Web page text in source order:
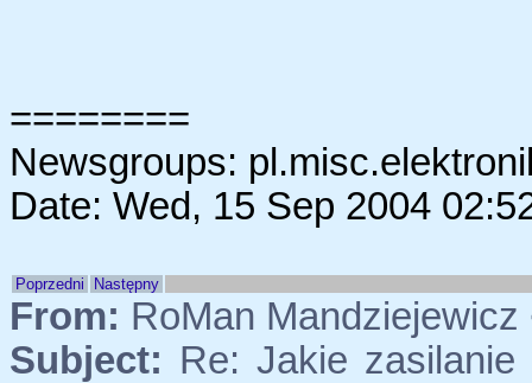
========
Newsgroups:
Date: Wed, 15 Sep 2004
Poprzedni Następny
From: RoMan
Subject: Re: Jakie